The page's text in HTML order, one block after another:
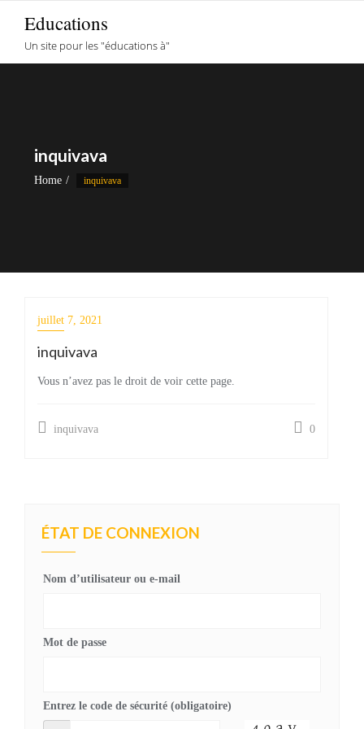
content
Educations
Un site pour les "éducations à"
inquivava
Home inquivava
juillet 7, 2021
inquivava
Vous n’avez pas le droit de voir cette page.
inquivava 0
ÉTAT DE CONNEXION
Nom d’utilisateur ou e-mail
Mot de passe
Entrez le code de sécurité (obligatoire)